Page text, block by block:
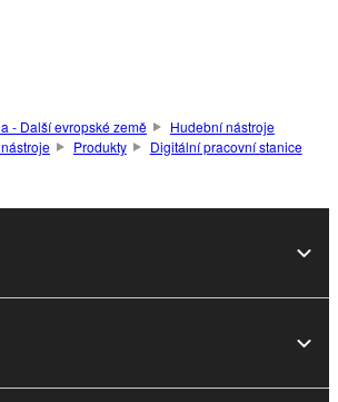
- Další evropské země
Hudební nástroje
Produkty
Digitální pracovní stanice